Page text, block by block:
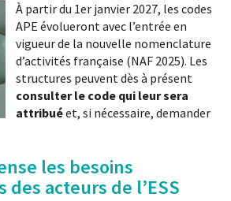
À partir du 1er janvier 2027, les codes
APE évolueront avec l’entrée en
vigueur de la nouvelle nomenclature
d’activités française (NAF 2025). Les
structures peuvent dès à présent
consulter le code qui leur sera
attribuéet, si nécessaire, demander
les besoins
des acteurs de l’ESS